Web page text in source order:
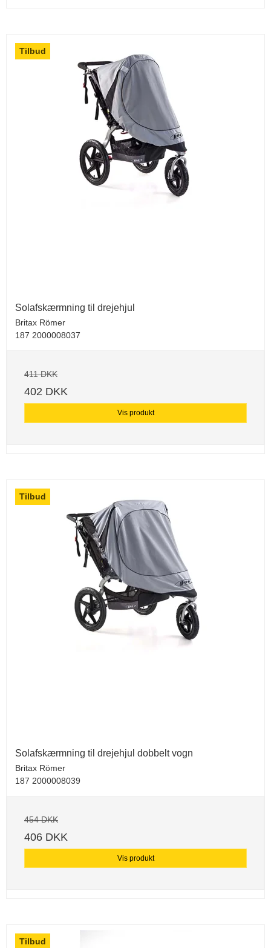
Tilbud
Solafskærmning til drejehjul
Britax Römer
187 2000008037
411 DKK
402 DKK
Vis produkt
Tilbud
Solafskærmning til drejehjul dobbelt vogn
Britax Römer
187 2000008039
454 DKK
406 DKK
Vis produkt
Tilbud